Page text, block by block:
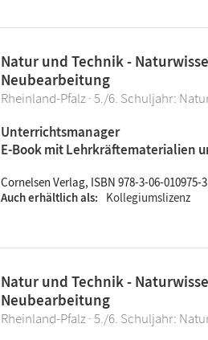
Natur und Technik -
Neubearbeitung
Rheinland-Pfalz · 5./6. Schuljahr:
Unterrichtsmanager
E-Book mit Lehrkräftematerialien
Cornelsen Verlag, ISBN 978-3-06-010975-3
Auch erhältlich als
Kollegiumslizenz
Natur und Technik -
Neubearbeitung
Rheinland-Pfalz · 5./6. Schuljahr: